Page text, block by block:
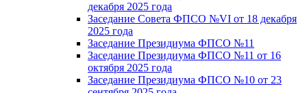
декабря 2025 года
Заседание Совета ФПСО №VI от 18 декабря
2025 года
Заседание Президиума ФПСО №11
Заседание Президиума ФПСО №11 от 16
октября 2025 года
Заседание Президиума ФПСО №10 от 23